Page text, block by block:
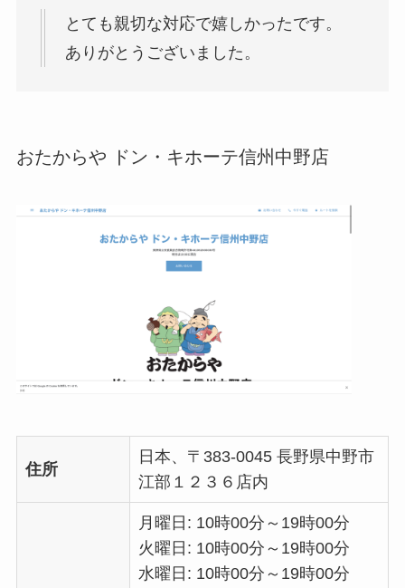
とても親切な対応で嬉しかったです。
ありがとうございました。
おたからや ドン・キホーテ信州中野店
住所
日本、〒383-0045 長野県中野市
江部１２３６店内
月曜日: 10時00分～19時00分
火曜日: 10時00分～19時00分
水曜日: 10時00分～19時00分